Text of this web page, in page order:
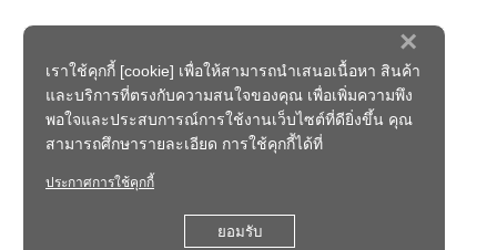
×
เราใช้คุกกี้ [cookie] เพื่อให้สามารถนำเสนอเนื้อหา สินค้า
และบริการที่ตรงกับความสนใจของคุณ เพื่อเพิ่มความพึง
พอใจและประสบการณ์การใช้งานเว็บไซต์ที่ดียิ่งขึ้น คุณ
สามารถศึกษารายละเอียด การใช้คุกกี้ได้ที่
ประกาศการใช้คุกกี้
ยอมรับ